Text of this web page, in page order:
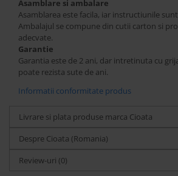
Asamblare si ambalare
Asamblarea este facila, iar instructiunile
Ambalajul se compune din cutii carton si
adecvate.
Garantie
Garantia este de 2 ani, dar intretinuta cu
poate rezista sute de ani.
Informatii conformitate produs
Livrare si plata produse marca Cioata
Despre Cioata (Romania)
Review-uri (0)